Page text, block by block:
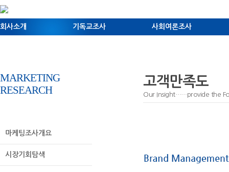
회사소개 기독교조사 사회여론조사
marketing
research
마케팅조사개요
시장기회탐색
고객만족도
Our Insight……provide the